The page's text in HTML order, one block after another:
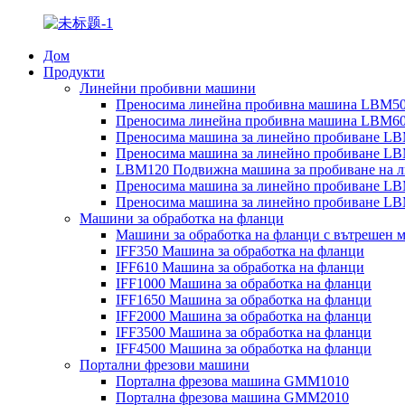
Дом
Продукти
Линейни пробивни машини
Преносима линейна пробивна машина
Преносима линейна пробивна машина
Преносима машина за линейно пробиване
Преносима машина за линейно пробиване
LBM120 Подвижна машина за пробиване на
Преносима машина за линейно пробиване
Преносима машина за линейно пробиване
Машини за обработка на фланци
Машини за обработка на фланци с вътрешен
IFF350 Машина за обработка на фланци
IFF610 Машина за обработка на фланци
IFF1000 Машина за обработка на фланци
IFF1650 Машина за обработка на фланци
IFF2000 Машина за обработка на фланци
IFF3500 Машина за обработка на фланци
IFF4500 Машина за обработка на фланци
Портални фрезови машини
Портална фрезова машина GMM1010
Портална фрезова машина GMM2010